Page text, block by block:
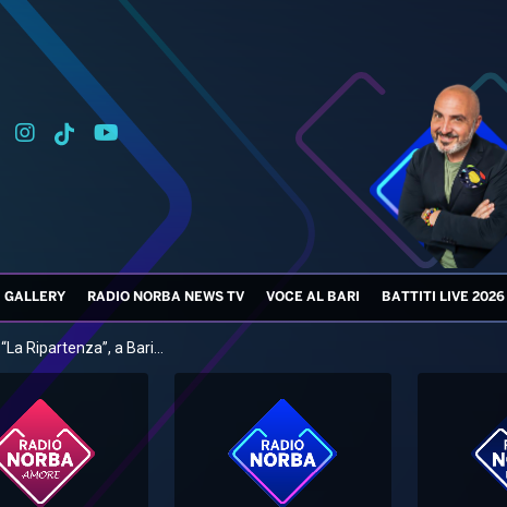
GALLERY RADIO NORBA NEWS TV VOCE AL BARI BATTITI LIVE 2026
“La Ripartenza”, a Bari...